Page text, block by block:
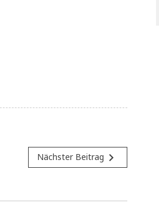
Nächster Beitrag navigate_next